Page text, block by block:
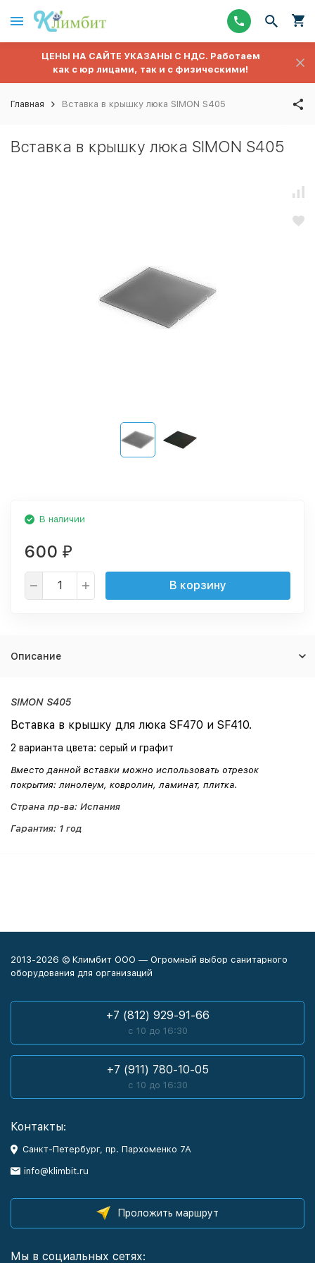
ЦЕНЫ НА САЙТЕ УКАЗАНЫ С НДС. Работаем
как с юр лицами, так и с физическими!
Главная Вставка в крышку люка SIMON S405
Вставка в крышку люка SIMON S405
В наличии
600 ₽
В корзину
Описание
SIMON S405
Вставка в крышку для люка SF470 и SF410.
2 варианта цвета: серый и графит
Вместо данной вставки можно использовать отрезок
покрытия: линолеум, ковролин, ламинат, плитка.
Страна пр-ва: Испания
Гарантия: 1 год
2013-2026 © Климбит ООО — Огромный выбор санитарного
оборудования для организаций
+7 (812) 929-91-66
с 10 до 16:30
+7 (911) 780-10-05
с 10 до 16:30
Контакты:
Санкт-Петербург, пр. Пархоменко 7А
info@klimbit.ru
Проложить маршрут
Мы в социальных сетях: